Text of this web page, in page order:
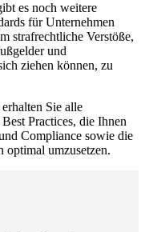
es noch weitere
für Unternehmen
strafrechtliche Verstöße,
und
ziehen können, zu
Sie alle
Practices, die Ihnen
Compliance sowie die
optimal umzusetzen.